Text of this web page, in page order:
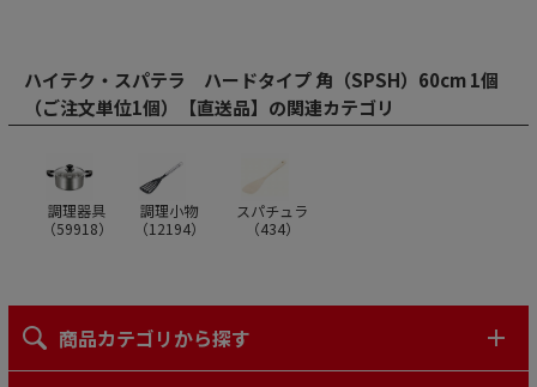
ハイテク・スパテラ ハードタイプ 角（SPSH）60cm 1個
（ご注文単位1個）【直送品】の関連カテゴリ
調理器具
（59918）
調理小物
（12194）
スパチュラ
（434）
商品カテゴリから探す